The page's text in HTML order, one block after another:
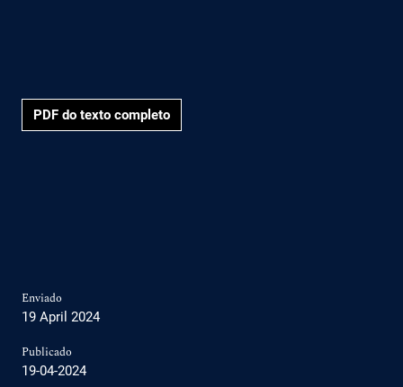
PDF do texto completo
Enviado
19 April 2024
Publicado
19-04-2024